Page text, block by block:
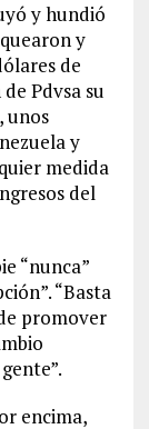
y hundió
y
de
Pdvsa su
unos
y
medida
del
“nunca”
“Basta
promover
encima,